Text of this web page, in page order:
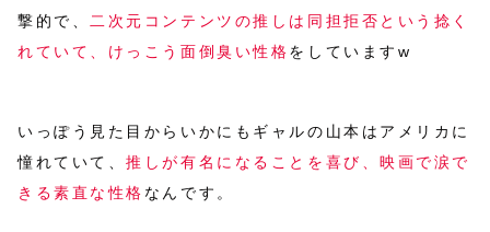
撃的で、
二次元コンテンツの推しは同担拒否という捻く
れていて、けっこう面倒臭い性格をしていますw
いっぽう見た目からいかにもギャルの山本はアメリカに
憧れていて、推しが有名になることを喜び、映画で涙で
きる素直な性格 なんです。